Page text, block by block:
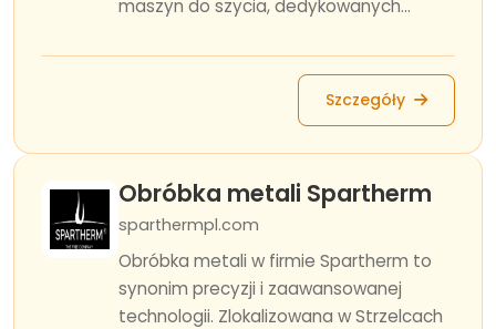
maszyn do szycia, dedykowanych...
Szczegóły
Obróbka metali Spartherm
sparthermpl.com
Obróbka metali w firmie Spartherm to
synonim precyzji i zaawansowanej
technologii. Zlokalizowana w Strzelcach